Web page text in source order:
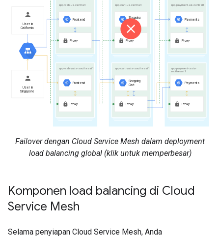
Failover dengan Cloud Service Mesh dalam deployment
load balancing global (klik untuk memperbesar)
Komponen load balancing di Cloud
Service Mesh
Selama penyiapan Cloud Service Mesh, Anda